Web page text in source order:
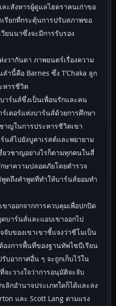
ะสังหารผู้ดูแลไฮดราคนเก่าขอ
รียกที่กระตุ้นการปรับสภาพขอ
ยนนาซึ่งจะมีการรับรอง
วากันดา ภาพยนตร์เรื่องความ
ำนี้คือ Barnes ซึ่ง T’Chaka ลูก
หารชีวิต
าร์นส์ซึ่งเป็นเพื่อนรักและคน
เตอร์แห่งบาร์นส์ด้วยการศึกษา
าญในการประหารชีวิตเขา
นส์ไปยังบูคาเรสต์และพยายาม
ยวชาญอย่างไรก็ตามทุกคนในสี่
ษาความปลอดภัยโดยตำรวจ
ดถึงคำพูดที่ทำให้บาร์นส์ยอมทำ
าออกจากการควบคุมเพื่อปกปิด
ดบาร์นส์และแอบเขาออกไป
บของเขาเขาชี้แจงว่าซีโมเป็น
องการพื้นที่ของฐานทัพไซบีเรียน
บอากาศอื่น ๆ จะถูกเก็บไว้ใน
ะวางใจว่าการอนุมัติจะจับ
ลิกอำนาจประเภทใดก็ได้และลง
และ Scott Lang ตามแรง